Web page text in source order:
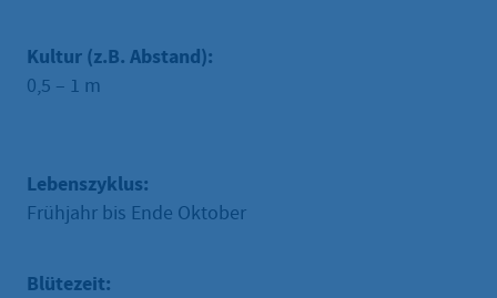
Kultur (z.B. Abstand):
0,5 – 1 m
Lebenszyklus:
Frühjahr bis Ende Oktober
Blütezeit: